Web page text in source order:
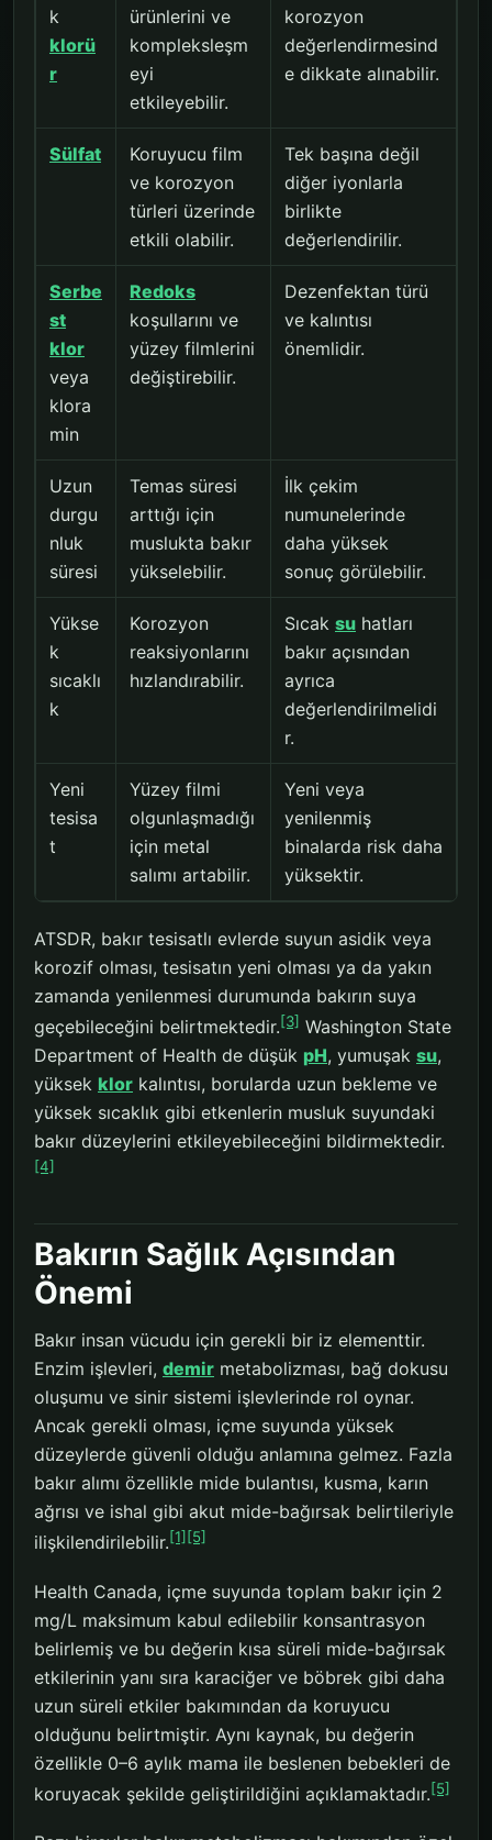
k
klorü
r
ürünlerini ve
kompleksleşm
eyi
etkileyebilir.
korozyon
değerlendirmesind
e dikkate alınabilir.
Sülfat
Koruyucu film
ve korozyon
türleri üzerinde
etkili olabilir.
Tek başına değil
diğer iyonlarla
birlikte
değerlendirilir.
Serbe
st
klor
veya
klora
min
Redoks
koşullarını ve
yüzey filmlerini
değiştirebilir.
Dezenfektan türü
ve kalıntısı
önemlidir.
Uzun
durgu
nluk
süresi
Temas süresi
arttığı için
muslukta bakır
yükselebilir.
İlk çekim
numunelerinde
daha yüksek
sonuç görülebilir.
Yükse
k
sıcaklı
k
Korozyon
reaksiyonlarını
hızlandırabilir.
Sıcak su hatları
bakır açısından
ayrıca
değerlendirilmelidi
r.
Yeni
tesisa
t
Yüzey filmi
olgunlaşmadığı
için metal
salımı artabilir.
Yeni veya
yenilenmiş
binalarda risk daha
yüksektir.
ATSDR, bakır tesisatlı evlerde suyun asidik veya
korozif olması, tesisatın yeni olması ya da yakın
zamanda yenilenmesi durumunda bakırın suya
geçebileceğini belirtmektedir.[3] Washington State
Department of Health de düşük pH, yumuşak su,
yüksek klor kalıntısı, borularda uzun bekleme ve
yüksek sıcaklık gibi etkenlerin musluk suyundaki
bakır düzeylerini etkileyebileceğini bildirmektedir.
[4]
Bakırın Sağlık Açısından
Önemi
Bakır insan vücudu için gerekli bir iz elementtir.
Enzim işlevleri, demir metabolizması, bağ dokusu
oluşumu ve sinir sistemi işlevlerinde rol oynar.
Ancak gerekli olması, içme suyunda yüksek
düzeylerde güvenli olduğu anlamına gelmez. Fazla
bakır alımı özellikle mide bulantısı, kusma, karın
ağrısı ve ishal gibi akut mide-bağırsak belirtileriyle
ilişkilendirilebilir.[1] [5]
Health Canada, içme suyunda toplam bakır için 2
mg/L maksimum kabul edilebilir konsantrasyon
belirlemiş ve bu değerin kısa süreli mide-bağırsak
etkilerinin yanı sıra karaciğer ve böbrek gibi daha
uzun süreli etkiler bakımından da koruyucu
olduğunu belirtmiştir. Aynı kaynak, bu değerin
özellikle 0–6 aylık mama ile beslenen bebekleri de
koruyacak şekilde geliştirildiğini açıklamaktadır.[5]